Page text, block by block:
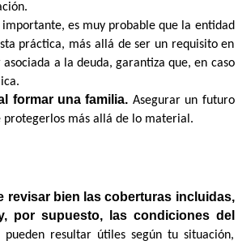
es muy probable que la entidad
práctica, más allá de ser un requisito en
a la deuda, garantiza que, en caso
formar una familia. Asegurar un futuro
protegerlos más allá de lo material.
revisar bien las coberturas incluidas,
por supuesto, las condiciones del
resultar útiles según tu situación,